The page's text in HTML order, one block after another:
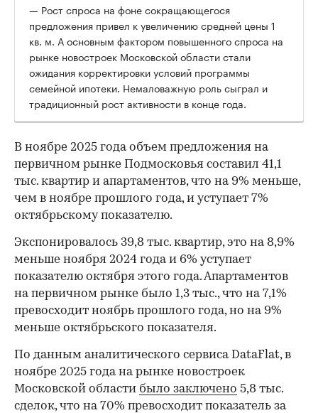
— Рост спроса на фоне сокращающегося
предложения привел к увеличению средней цены 1
кв. м. А основным фактором повышенного спроса на
рынке новостроек Московской области стали
ожидания корректировки условий программы
семейной ипотеки. Немаловажную роль сыграл и
традиционный рост активности в конце года.
00:00
В ноябре 2025 года объем предложения на
первичном рынке Подмосковья составил 41,1
тыс. квартир и апартаментов, что на 9% меньше,
чем в ноябре прошлого года, и уступает 7%
октябрьскому показателю.
Экспонировалось 39,8 тыс. квартир, это на 8,9%
меньше ноября 2024 года и 6% уступает
показателю октября этого года. Апартаментов
на первичном рынке было 1,3 тыс., что на 7,1%
превосходит ноябрь прошлого года, но на 9%
меньше октябрьского показателя.
По данным аналитического сервиса DataFlat, в
ноябре 2025 года на рынке новостроек
Московской области было заключено 5,8 тыс.
сделок, что на 70% превосходит показатель за